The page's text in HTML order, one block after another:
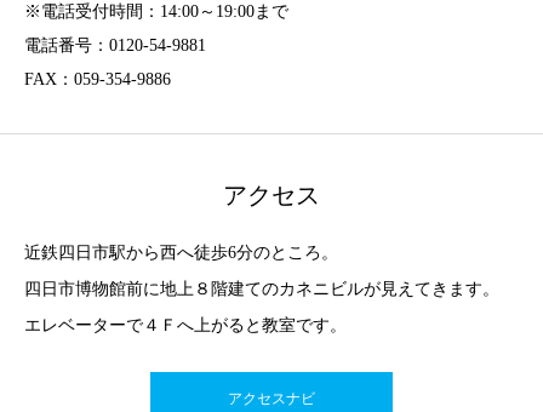
※電話受付時間：14:00～19:00まで
電話番号：0120-54-9881
FAX：059-354-9886
アクセス
近鉄四日市駅から西へ徒歩6分のところ。
四日市博物館前に地上８階建てのカネニビルが見えてきます。
エレベーターで４Ｆへ上がると教室です。
アクセスナビ